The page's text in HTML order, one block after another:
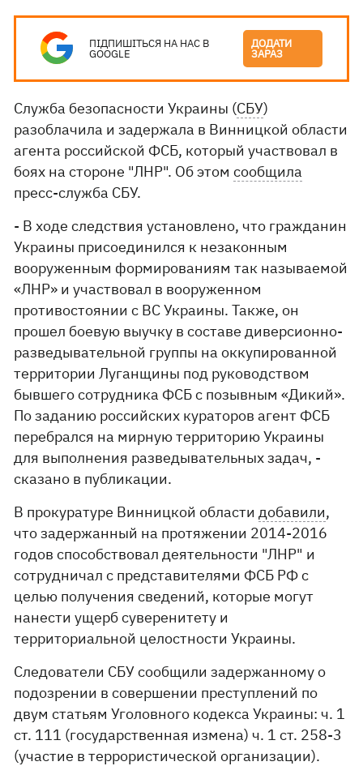
ПІДПИШІТЬСЯ НА НАС В
GOOGLE
ДОДАТИ
ЗАРАЗ
Служба безопасности Украины (СБУ)
разоблачила и задержала в Винницкой области
агента российской ФСБ, который участвовал в
боях на стороне "ЛНР". Об этомсообщила
пресс-служба СБУ.
- В ходе следствия установлено, что гражданин
Украины присоединился к незаконным
вооруженным формированиям так называемой
«ЛНР» и участвовал в вооруженном
противостоянии с ВС Украины. Также, он
прошел боевую выучку в составе диверсионно-
разведывательной группы на оккупированной
территории Луганщины под руководством
бывшего сотрудника ФСБ с позывным «Дикий».
По заданию российских кураторов агент ФСБ
перебрался на мирную территорию Украины
для выполнения разведывательных задач, -
сказано в публикации.
В прокуратуре Винницкой областидобавили,
что задержанный на протяжении 2014-2016
годов способствовал деятельности "ЛНР" и
сотрудничал с представителями ФСБ РФ с
целью получения сведений, которые могут
нанести ущерб суверенитету и
территориальной целостности Украины.
Следователи СБУ сообщили задержанному о
подозрении в совершении преступлений по
двум статьям Уголовного кодекса Украины: ч. 1
ст. 111 (государственная измена) ч. 1 ст. 258-3
(участие в террористической организации).